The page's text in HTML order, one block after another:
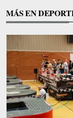
MÁS EN